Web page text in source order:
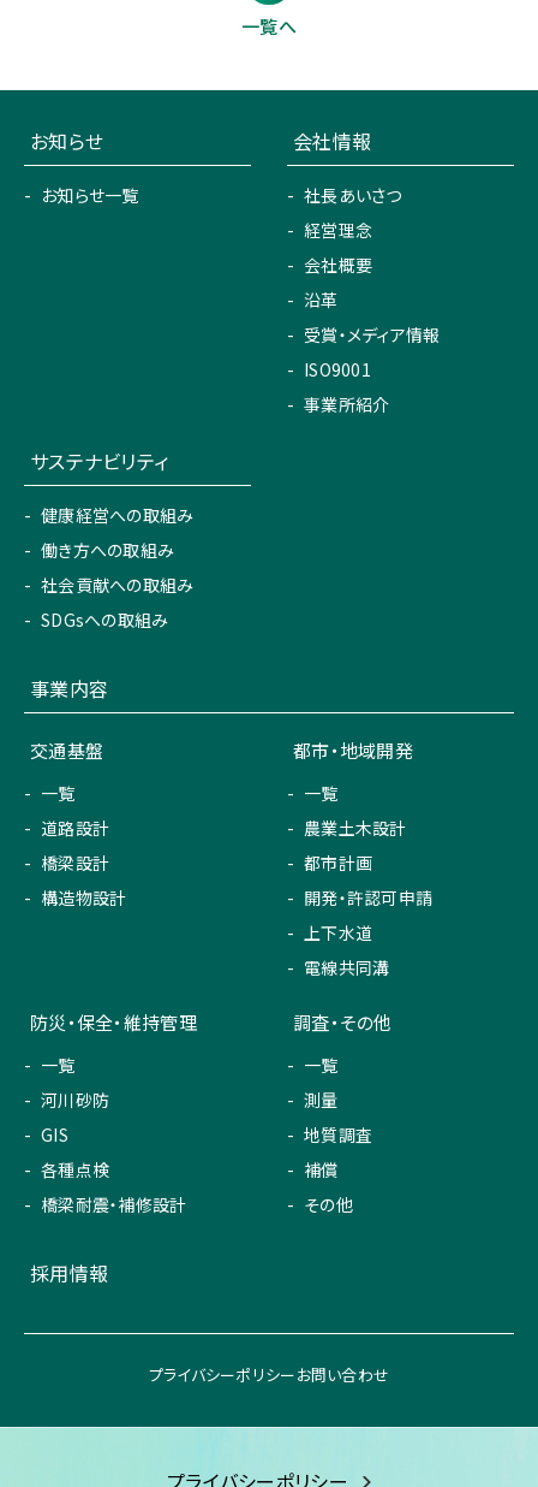
一覧へ
お知らせ
お知らせ一覧
会社情報
社長あいさつ
経営理念
会社概要
沿革
受賞・メディア情報
ISO9001
事業所紹介
サステナビリティ
健康経営への取組み
働き方への取組み
社会貢献への取組み
SDGsへの取組み
事業内容
交通基盤
一覧
道路設計
橋梁設計
構造物設計
都市・地域開発
一覧
農業土木設計
都市計画
開発・許認可申請
上下水道
電線共同溝
防災・保全・維持管理
一覧
河川砂防
GIS
各種点検
橋梁耐震・補修設計
調査・その他
一覧
測量
地質調査
補償
その他
採用情報
プライバシーポリシーお問い合わせ
プライバシーポリシー